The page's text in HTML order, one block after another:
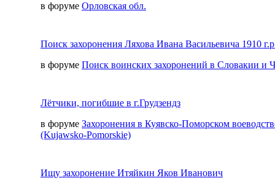
в форуме Орловская обл.
Поиск захоронения Ляхова Ивана Васильевича 1910
в форуме Поиск воинских захоронений в Словакии и
Лётчики, погибшие в г.Грудзендз
в форуме Захоронения в Куявско-Поморском
(Kujawsko-Pomorskie)
Ищу захоронение Итяйкин Яков Иванович